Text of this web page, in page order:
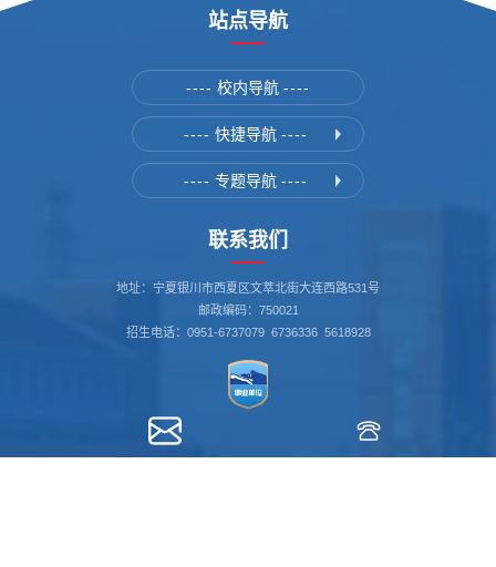
站点导航
---- 校内导航 ----
---- 快捷导航 ----
---- 专题导航 ----
联系我们
地址：宁夏银川市西夏区文萃北街大连西路531号
邮政编码：750021
招生电话：0951-6737079 6736336 5618928